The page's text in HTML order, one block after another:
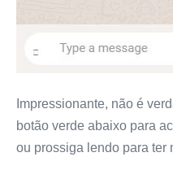
Impressionante, não é
botão verde abaixo para
ou prossiga lendo para ter